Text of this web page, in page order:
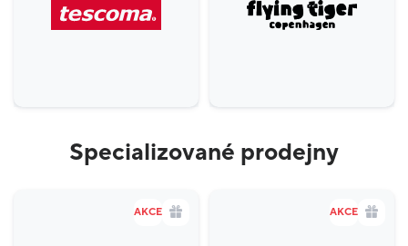
Specializované prodejny
AKCE AKCE